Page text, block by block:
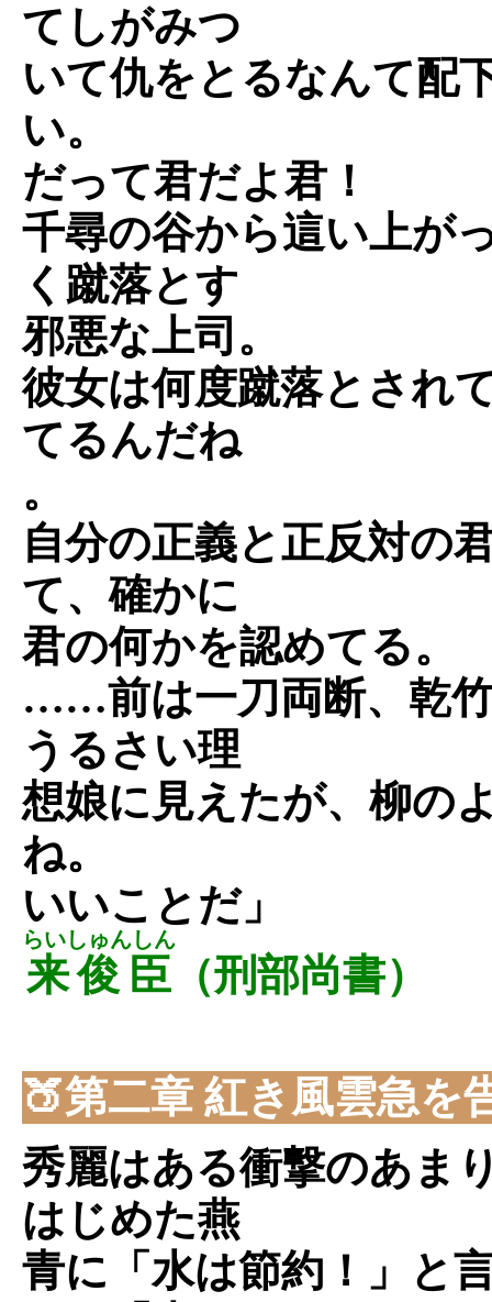
てしがみつ
いて仇をとるなんて配
い。
だって君だよ君！
千尋の谷から這い上が
く蹴落とす
邪悪な上司。
彼女は何度蹴落とされ
てるんだね
。
自分の正義と正反対の
て、確かに
君の何かを認めてる。
……前は一刀両断、乾
うるさい理
想娘に見えたが、柳の
ね。
いいことだ」
来俊臣
らいしゅんしん
（刑部尚書）
🍑第二章 紅き風雲急を
秀麗はある衝撃のあま
はじめた燕
青に「水は節約！」と